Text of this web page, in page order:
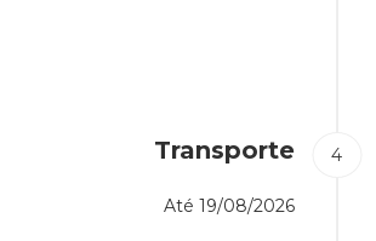
Transporte
Até 19/08/2026